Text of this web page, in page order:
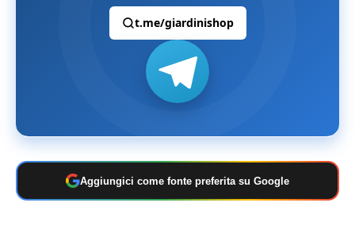
t.me/giardinishop
Aggiungici come fonte preferita su Google